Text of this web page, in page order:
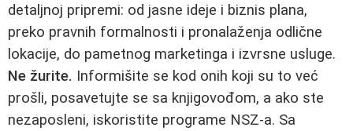
detaljnoj pripremi: od jasne ideje i biznis plana,
preko pravnih formalnosti i pronalaženja odlične
lokacije, do pametnog marketinga i izvrsne usluge.
Ne žurite. Informišite se kod onih koji su to već
prošli, posavetujte se sa knjigovođom, a ako ste
nezaposleni, iskoristite programe NSZ-a. Sa